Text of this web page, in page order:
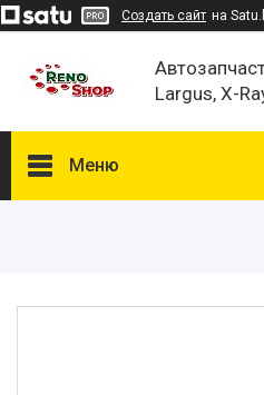
Создать сайт на
Largus, X-
Меню